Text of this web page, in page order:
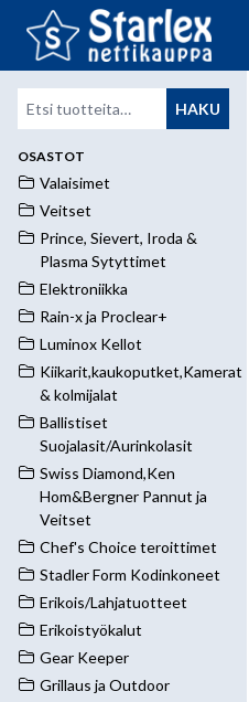
Etsi: HAKU
OSASTOT
Valaisimet
Veitset
Prince, Sievert, Iroda &
Plasma Sytyttimet
Elektroniikka
Rain-x ja Proclear+
Luminox Kellot
Kiikarit,kaukoputket,Kamerat
& kolmijalat
Ballistiset
Suojalasit/Aurinkolasit
Swiss Diamond,Ken
Hom&Bergner Pannut ja
Veitset
Chef's Choice teroittimet
Stadler Form Kodinkoneet
Erikois/Lahjatuotteet
Erikoistyökalut
Gear Keeper
Grillaus ja Outdoor